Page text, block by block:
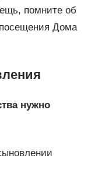
помните об
посещения Дома
нужно